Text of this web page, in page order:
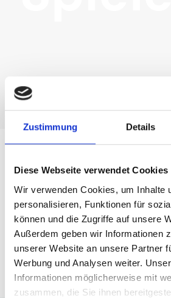
Zustimmung Details
Diese Webseite verwendet Cookies
Wir verwenden Cookies, um Inhalte
personalisieren, Funktionen für
können und die Zugriffe auf unsere
Außerdem geben wir Informationen
unserer Website an unsere Partner
Werbung und Analysen weiter.
Informationen möglicherweise mit
zusammen, die Sie ihnen
Alles für deine
Share